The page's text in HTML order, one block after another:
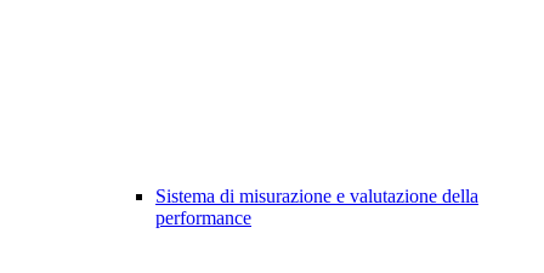
Sistema di misurazione e valutazione della
performance